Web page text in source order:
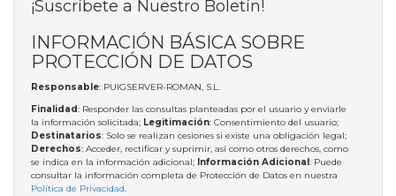
¡Suscríbete a Nuestro Boletín!
INFORMACIÓN BÁSICA SOBRE
PROTECCIÓN DE DATOS
Responsable: PUIGSERVER-ROMAN, S.L.
Finalidad: Responder las consultas planteadas por el usuario y enviarle
la información solicitada; Legitimación: Consentimiento del usuario;
Destinatarios: Solo se realizan cesiones si existe una obligación legal;
Derechos: Acceder, rectificar y suprimir, así como otros derechos, como
se indica en la información adicional; Información Adicional: Puede
consultar la información completa de Protección de Datos en nuestra
Política de Privacidad.